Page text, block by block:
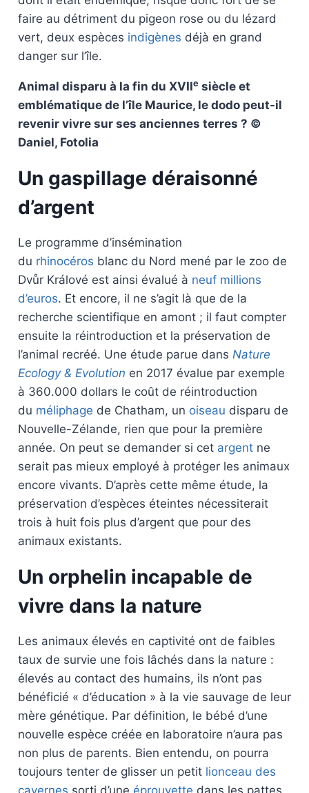
faire au détriment du pigeon rose ou du lézard
vert, deux espèces indigènes déjà en grand
danger sur l’île.
Animal disparu à la fin du XVIIe siècle et
emblématique de l’île Maurice, le dodo peut-il
revenir vivre sur ses anciennes terres ? ©
Daniel, Fotolia
Un gaspillage déraisonné
d’argent
Le programme d’insémination
du rhinocéros blanc du Nord mené par le zoo de
Dvůr Králové est ainsi évalué à neuf millions
d’euros. Et encore, il ne s’agit là que de la
recherche scientifique en amont ; il faut compter
ensuite la réintroduction et la préservation de
l’animal recréé. Une étude parue dans Nature
Ecology & Evolution en 2017 évalue par exemple
à 360.000 dollars le coût de réintroduction
du méliphage de Chatham, un oiseau disparu de
Nouvelle-Zélande, rien que pour la première
année. On peut se demander si cet argentne
serait pas mieux employé à protéger les animaux
encore vivants. D’après cette même étude, la
préservation d’espèces éteintes nécessiterait
trois à huit fois plus d’argent que pour des
animaux existants.
Un orphelin incapable de
vivre dans la nature
Les animaux élevés en captivité ont de faibles
taux de survie une fois lâchés dans la nature :
élevés au contact des humains, ils n’ont pas
bénéficié « d’éducation » à la vie sauvage de leur
mère génétique. Par définition, le bébé d’une
nouvelle espèce créée en laboratoire n’aura pas
non plus de parents. Bien entendu, on pourra
toujours tenter de glisser un petit lionceau des